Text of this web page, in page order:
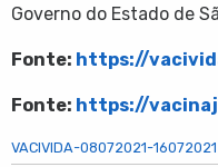
Governo do Estado de
Fonte: https://
Fonte: https://
VACIVIDA-08072021-16072021